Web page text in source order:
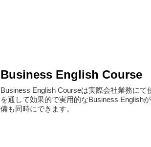
Business English Course
Business English Courseは実際会社業務に
を通して効果的で実用的なBusiness English
備も同時にできます。